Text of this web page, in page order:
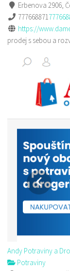
Erbenova 2906,
777668871
https://
prodej s sebou a
Andy Potraviny a
Potraviny